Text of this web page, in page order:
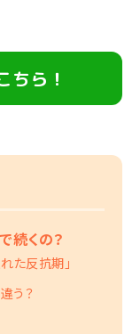
ちら！
続くの？
た反抗期」
う？